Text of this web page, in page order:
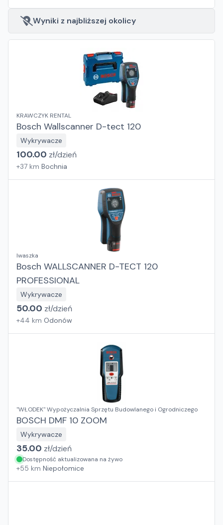
Wyniki z najbliższej okolicy
KRAWCZYK RENTAL
Bosch Wallscanner D-tect 120
Wykrywacze
100.00 zł/dzień
+37 km Bochnia
Iwaszka
Bosch WALLSCANNER D-TECT 120
PROFESSIONAL
Wykrywacze
50.00 zł/dzień
+44 km Odonów
"WŁODEK" Wypożyczalnia Sprzętu Budowlanego i Ogrodniczego
BOSCH DMF 10 ZOOM
Wykrywacze
35.00 zł/dzień
Dostępność aktualizowana na żywo
+55 km Niepołomice